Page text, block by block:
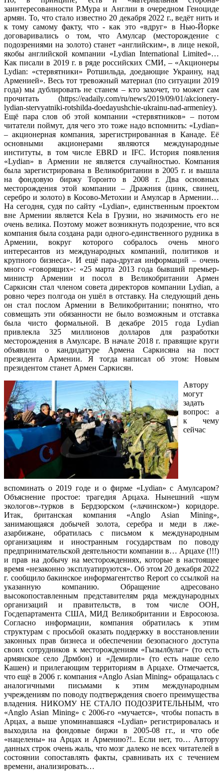
заинтересованности Р.Мура и Англии в очередном Геноциде
армян. То, что стало известно 20 декабря 2022 г., ведёт нить и
к тому самому факту, что - как это «вдруг» в Нью-Йорке
договаривались о том, что Амулсар (месторождение с
подозрениями на золото) станет «английским», в лице некой,
якобы английской компании «Lydian International Limited»…
Как писали в 2019 г. в ряде российских СМИ, – «Акционеры
Lydian: «стервятники» Ротшильда, доедающие Украину, над
Арменией». Весь тот тревожный материал (по ситуации 2019
года) мы дублировать не станем – кто захочет, то может сам
прочитать (https://eadaily.com/ru/news/2019/09/01/akcionery-
lydian-stervyatniki-rotshilda-doedayushchie-ukrainu-nad-armeniey).
Ещё пара слов об этой компании «стервятников» – потом
читатели поймут, для чего это тоже надо вспомнить: «Lydian»
– акционерная компания, зарегистрированная в Канаде. Её
основными акционерами являются международные
институты, в том числе EBRD и IFC. История появления
«Lydian» в Армении не является случайностью. Компания
была зарегистрирована в Великобритании в 2005 г. и вышла
на фондовую биржу Торонто в 2008 г. Два основных
месторождения этой компании – Дражния (цинк, свинец,
серебро и золото) в Косово-Метохии и Амулсар в Армении…
На сегодня, судя по сайту «Lydian», единственным проектом
вне Армении является Kela в Грузии, но значимость его не
очень велика. Поэтому может возникнуть подозрение, что вся
компания была создана ради одного-единственного рудника в
Армении, вокруг которого собралось очень много
интересантов из международных компаний, политиков и
крупного бизнеса». И ещё пара-другая информаций – очень
много «говорящих»: «25 марта 2013 года бывший премьер-
министр Армении и посол в Великобритании Армен
Саркисян стал членом совета директоров компании Lydian, а
ровно через полгода он ушёл в отставку. На следующий день
он стал послом Армении в Великобритании; понятно, что
совмещать эти обязанности не было возможным и отставка
была чисто формальной. В декабре 2015 года Lydian
привлекла 325 миллионов долларов для разработки
месторождения в Амулсаре. В начале 2018 г. правящие круги
объявили о кандидатуре Армена Саркисяна на пост
президента Армении. Я тогда написал об этом: Новым
президентом станет Армен Саркисян.
Автору
могут
задать
вопрос: а
к чему
сейчас
вспоминать о 2019 годе и о фирме «Lydian» с Амулсаром?
Объяснение простое: трагедия Арцаха. Нынешний «шум
экологов»-турков в Бердзорском («лачинском») коридоре.
Итак, британская компания «Anglo Asian Mining»,
занимающаяся добычей золота, серебра и меди в лже-
азарбижане, обратилась с письмом к международным
организациям и иностранным государствам по поводу
предпринимательской деятельности компании в… Арцахе (!!!)
и прав на добычу на месторождениях, которые в настоящее
время «незаконно эксплуатируются». Об этом 20 декабря 2022
г. сообщило бакинское информагентство Report со ссылкой на
указанную компанию. Обращение адресовано
высокопоставленным представителям ряда международных
организаций и правительств, в том числе ООН,
Госдепартамента США, МИД Великобритании и Евросоюза.
Согласно информации, компания обратилась к этим
структурам с просьбой оказать поддержку в восстановлении
законных прав бизнеса и обеспечении безопасного доступа
своих сотрудников к месторождениям «Гызылбулаг» (то есть
армянское село Дрмбон) и «Демирли» (то есть наше село
Кашен) и прилегающим территориям в Арцахе. Отмечается,
что ещë в 2006 г. компания «Anglo Asian Mining» обращалась с
аналогичными письмами к этим международным
учреждениям по поводу подтверждения своего преимущества
владения. НИКОМУ НЕ СТАЛО ПОДОЗРИТЕЛЬНЫМ, что
«Anglo Asian Mining» с 2006-го «мучается», чтобы попасть в
Арцах, а выше упоминавшаяся «Lydian» регистрировалась и
выходила на фондовые биржи в 2005-08 гг., и что обе
«нацелены» на Арцах и Армению?!.. Если нет, то… Автору
данных строк очень жаль, что мозг далеко не всех читателей в
состоянии сопоставлять факты, сравнивать их с течением
времени, анализировать…